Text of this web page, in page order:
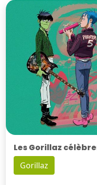
Les Gorillaz
Gorillaz